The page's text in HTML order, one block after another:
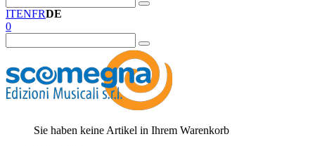
ITENFRDE
0
Sie haben keine Artikel in Ihrem Warenkorb